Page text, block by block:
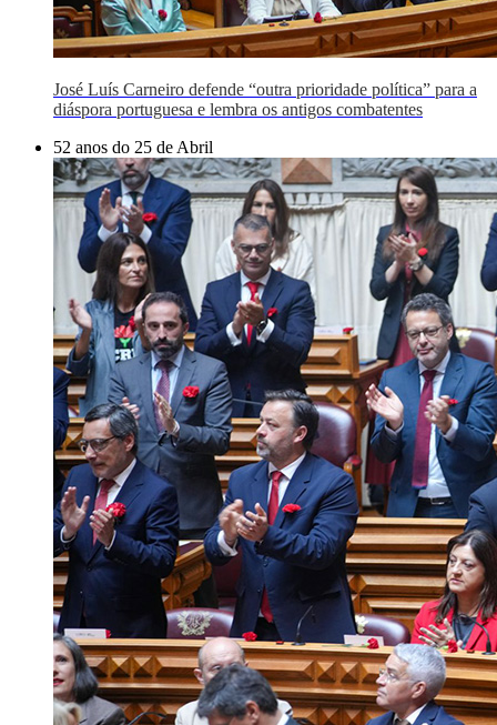
José Luís Carneiro defende “outra prioridade política” para a
diáspora portuguesa e lembra os antigos combatentes
52 anos do 25 de Abril